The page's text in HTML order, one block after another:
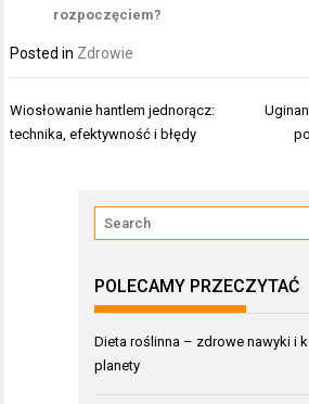
rozpoczęciem?
Posted in Zdrowie
Nawigacja
wpisu
Wiosłowanie hantlem jednorącz:
technika, efektywność i błędy
POLECAMY PRZECZYTAĆ
Dieta roślinna – zdrowe nawyki i
planety